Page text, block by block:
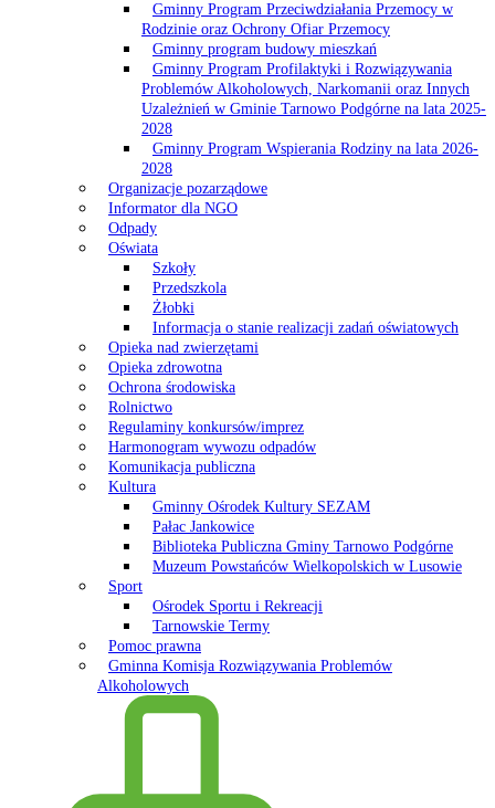
Gminny Program Przeciwdziałania Przemocy w
Rodzinie oraz Ochrony Ofiar Przemocy
Gminny program budowy mieszkań
Gminny Program Profilaktyki i Rozwiązywania
Problemów Alkoholowych, Narkomanii oraz Innych
Uzależnień w Gminie Tarnowo Podgórne na lata 2025-
2028
Gminny Program Wspierania Rodziny na lata 2026-
2028
Organizacje pozarządowe
Informator dla NGO
Odpady
Oświata
Szkoły
Przedszkola
Żłobki
Informacja o stanie realizacji zadań oświatowych
Opieka nad zwierzętami
Opieka zdrowotna
Ochrona środowiska
Rolnictwo
Regulaminy konkursów/imprez
Harmonogram wywozu odpadów
Komunikacja publiczna
Kultura
Gminny Ośrodek Kultury SEZAM
Pałac Jankowice
Biblioteka Publiczna Gminy Tarnowo Podgórne
Muzeum Powstańców Wielkopolskich w Lusowie
Sport
Ośrodek Sportu i Rekreacji
Tarnowskie Termy
Pomoc prawna
Gminna Komisja Rozwiązywania Problemów
Alkoholowych